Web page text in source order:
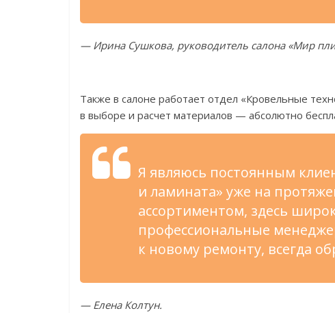
— Ирина Сушкова, руководитель салона «Мир
Также в салоне работает отдел «Кровельные
в выборе и расчет материалов — абсолютно
Я являюсь постоянным
и ламината» уже на
ассортиментом, здесь
профессиональные
к новому ремонту, всегда
— Елена Колтун.